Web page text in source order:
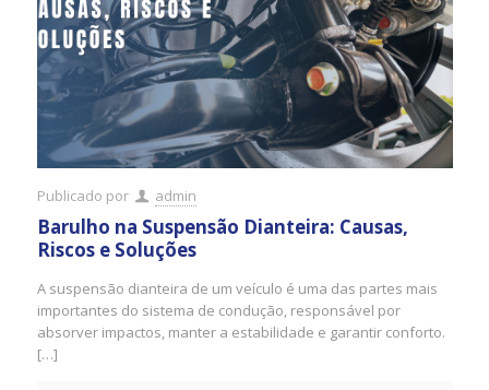
Publicado por admin
Barulho na Suspensão Dianteira: Causas,
Riscos e Soluções
A suspensão dianteira de um veículo é uma das partes mais
importantes do sistema de condução, responsável por
absorver impactos, manter a estabilidade e garantir conforto.
[…]